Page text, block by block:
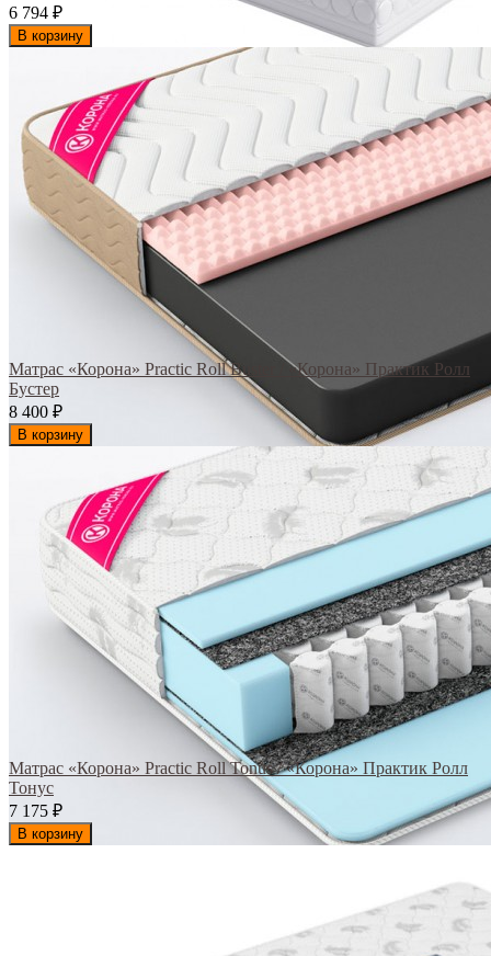
6 794 ₽
В корзину
Матрас «Корона» Practic Roll Buster / «Корона» Практик Ролл
Бустер
8 400 ₽
В корзину
Матрас «Корона» Practic Roll Tonus / «Корона» Практик Ролл
Тонус
7 175 ₽
В корзину